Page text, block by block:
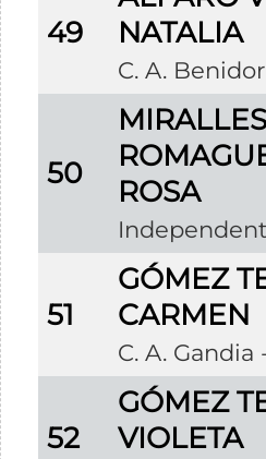
49
NATALIA
C. A.
50
MIRALLES
ROSA
Independent
51
GÓMEZ
CARMEN
C. A. Gandia
52
GÓMEZ
VIOLETA